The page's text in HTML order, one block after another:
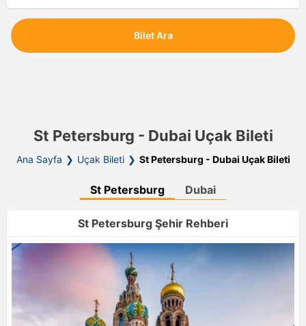
Bilet Ara
St Petersburg - Dubai Uçak Bileti
Ana Sayfa Uçak Bileti St Petersburg - Dubai Uçak Bileti
St Petersburg Dubai
St Petersburg Şehir Rehberi